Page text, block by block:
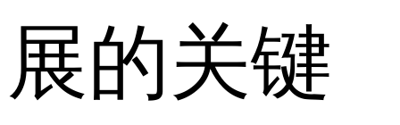
展的关键